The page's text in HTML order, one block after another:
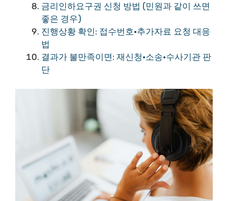
금리인하요구권 신청 방법 (민원과 같이 쓰면
좋은 경우)
진행상황 확인: 접수번호·추가자료 요청 대응
법
결과가 불만족이면: 재신청·소송·수사기관 판
단